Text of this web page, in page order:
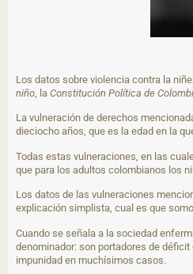
Los datos sobre violencia contra la
niño, la Constitución Política de
La vulneración de derechos
dieciocho años, que es la edad en la
Todas estas vulneraciones, en las
que para los adultos colombianos los
Los datos de las vulneraciones
explicación simplista, cual es que
Cuando se señala a la sociedad
denominador: son portadores de
impunidad en muchísimos casos.